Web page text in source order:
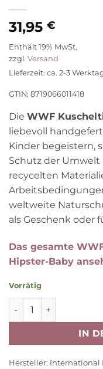
31,95 €
Enthält 19% MwSt.
zzgl. Versand
Lieferzeit: ca. 2-3
GTIN: 8719066011418
Die WWF
liebevoll
Kinder begeistern,
Schutz der Umwelt
recycelten
weltweite
als Geschenk oder
Das gesamte
Hipster-Baby
Vorrätig
WWF Kuscheltier
IN
Hersteller: International